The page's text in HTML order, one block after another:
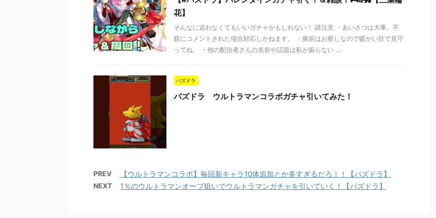
花】
そんなに追わなくてもいいガチャかもしれない！ 諸注意 ・あいさつは大事。不
躾にコメントされた場合対応しかねます。 ・腕前はお察しなので暖かい目で見守
ってね。 ・他の配信者さんの名前や話題は私が振らない ...
パズドラ
パズドラ ウルトラマンコラボガチャ引いてみた！
PREV 【ウルトラマンコラボ】毎回新キャラ10体追加とか多すぎるだろ！！【パズドラ】
NEXT 1％のウルトラマンオーブ狙いでウルトラマンガチャを引いていく！【パズドラ】